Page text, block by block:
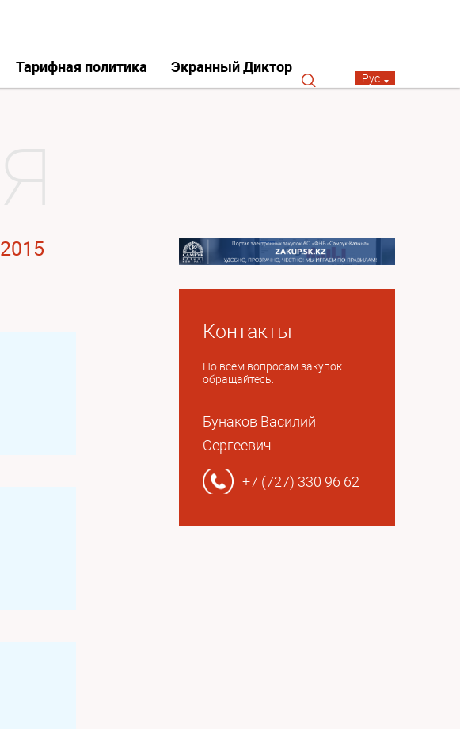
Тарифная политика Экранный Диктор
Рус
2015
Контакты
По всем вопросам закупок
обращайтесь:
Бунаков Василий
Сергеевич
+7 (727) 330 96 62